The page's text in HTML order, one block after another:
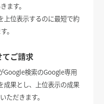
ます。
上位表示するのに最短で約
。
てご請求
Google検索のGoogle専用
成果とし、上位表示の成果
ただきます。